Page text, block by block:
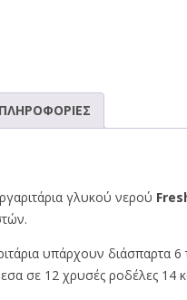
ΠΛΗΡΟΦΟΡΙΕΣ
γλυκού νερού
υπάρχουν διάσπαρτα 6
σε 12 χρυσές ροδέλες 14